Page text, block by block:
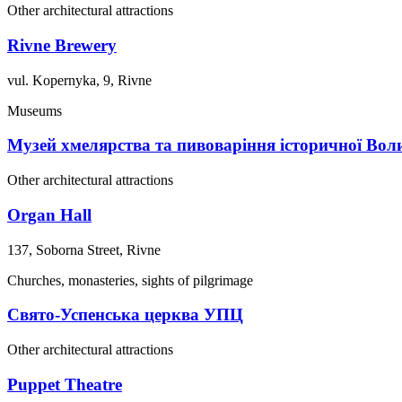
Other architectural attractions
Rivne Brewery
vul. Kopernyka, 9, Rivne
Museums
Музей хмелярства та пивоваріння історичної
Other architectural attractions
Organ Hall
137, Soborna Street, Rivne
Churches, monasteries, sights of pilgrimage
Свято-Успенська церква УПЦ
Other architectural attractions
Puppet Theatre